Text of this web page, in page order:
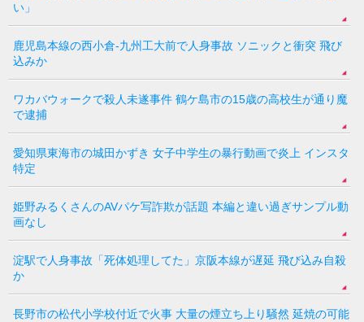
い」
鹿児島本線の西小倉-九州工大前で人身事故 ソニックと衝突 飛び
込みか
ワカバウォークで殺人未遂事件 鶴ケ島市の15歳の高校生が通り魔
で逮捕
愛知県東海市の城田かずき 女子中学生の暴行動画で炎上 インスタ
特定
姫野みるくさんのAVパケ写詐欺が話題 本編と違い過ぎサンプル動
画なし
淀駅で人身事故「死体処理してた」京阪本線が遅延 飛び込み自殺
か
長野市の松代小学校付近で火事 大量の煙立ち上り騒然 延焼の可能